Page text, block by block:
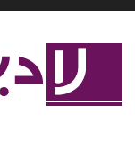
Skip